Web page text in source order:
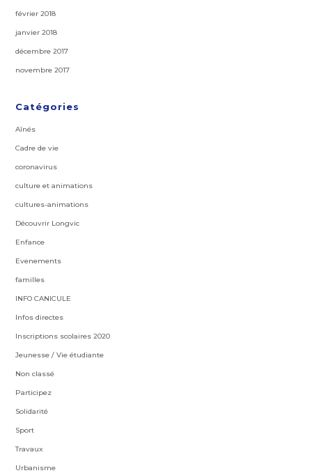
février 2018
janvier 2018
décembre 2017
novembre 2017
Catégories
Aînés
Cadre de vie
coronavirus
culture et animations
cultures-animations
Découvrir Longvic
Enfance
Evenements
familles
INFO CANICULE
Infos directes
Inscriptions scolaires 2020
Jeunesse / Vie étudiante
Non classé
Participez
Solidarité
Sport
Travaux
Urbanisme